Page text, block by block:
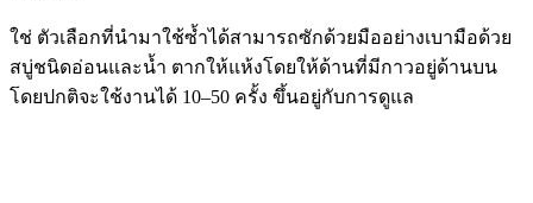
ใช่ ตัวเลือกที่นำมาใช้ซ้ำได้สามารถซักด้วยมืออย่างเบามือด้วย
สบู่ชนิดอ่อนและน้ำ ตากให้แห้งโดยให้ด้านที่มีกาวอยู่ด้านบน
โดยปกติจะใช้งานได้ 10–50 ครั้ง ขึ้นอยู่กับการดูแล